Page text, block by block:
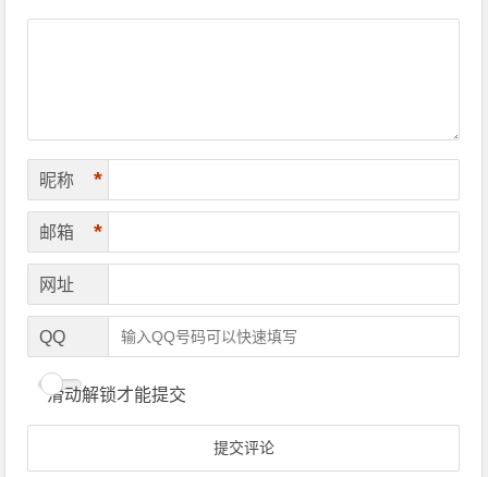
昵称 *
邮箱 *
网址
QQ
滑动解锁才能提交